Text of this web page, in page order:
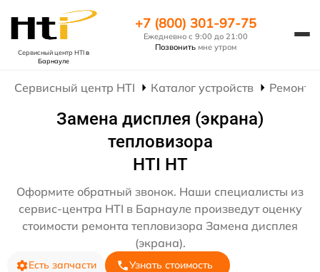
Сервисный центр HTIв
Барнауле
+7 (800) 301-97-75
Ежедневно с 9:00 до 21:00
Позвонить мне утром
Сервисный центр HTI Каталог устройств Ремонт
Замена дисплея (экрана)
тепловизора
HTI HT
Оформите обратный звонок. Наши специалисты из
сервис-центра HTI в Барнауле произведут оценку
стоимости ремонта тепловизора Замена дисплея
(экрана).
Есть запчасти Узнать стоимость